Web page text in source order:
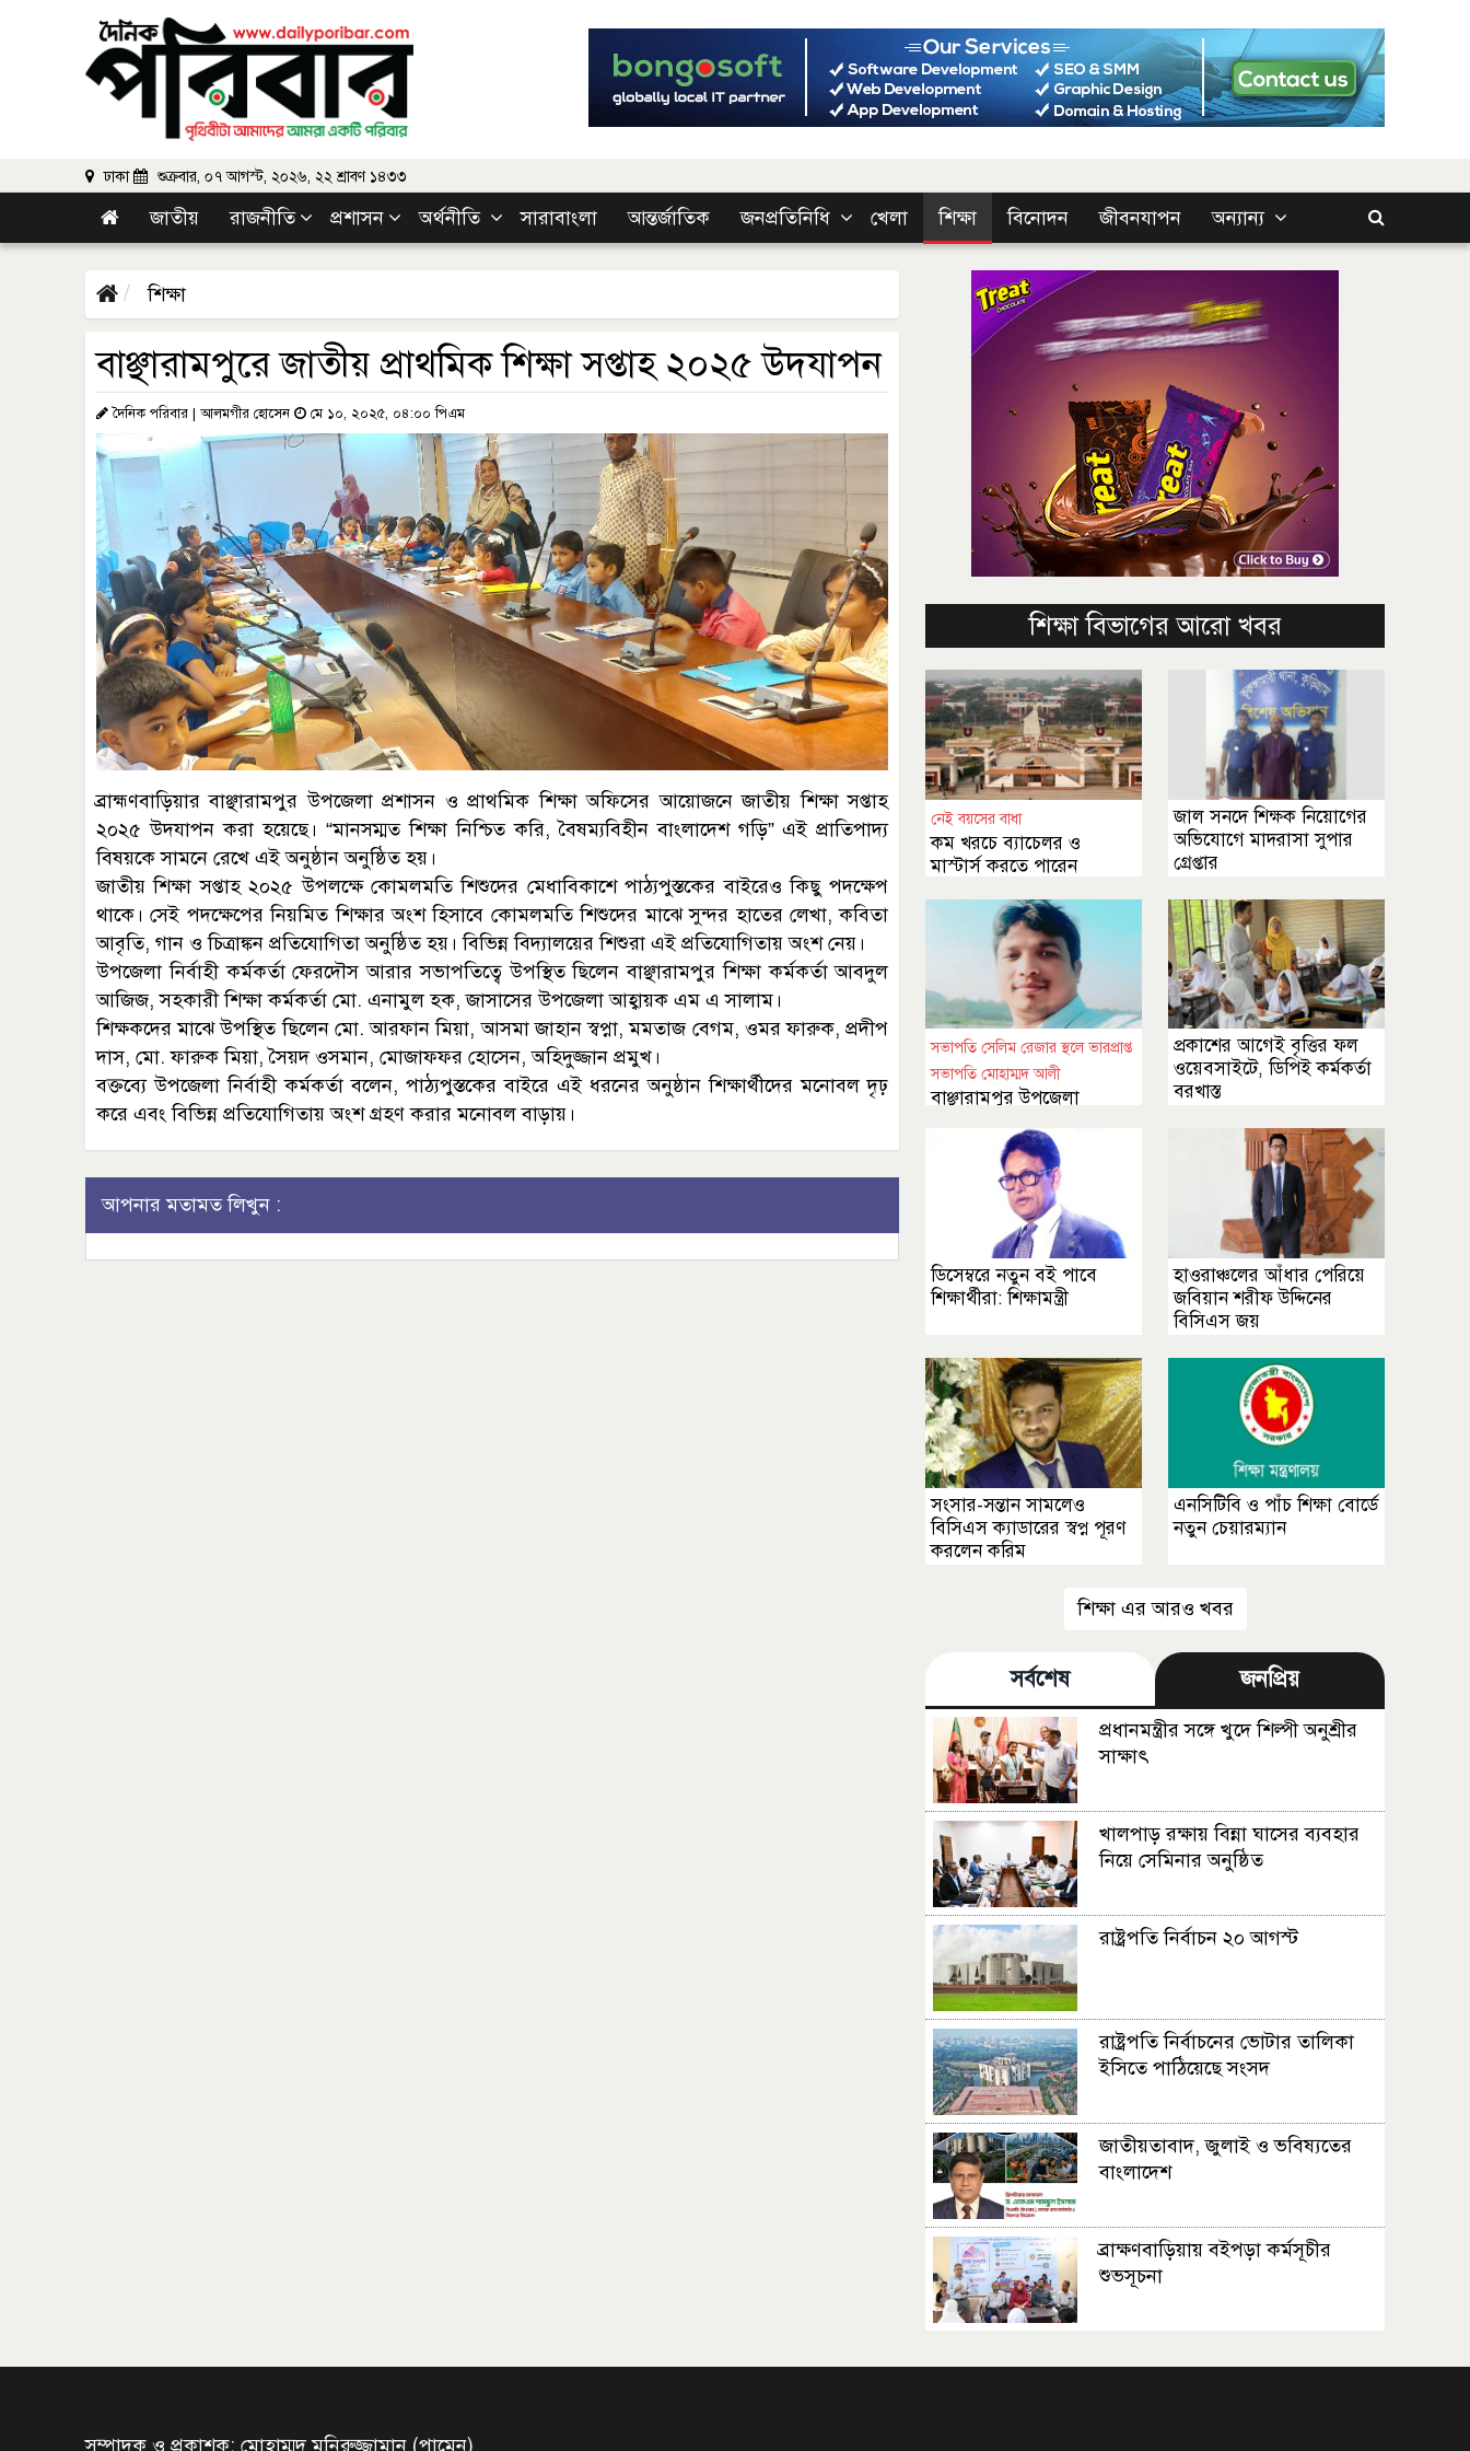
ঢাকা শুক্রবার, ০৭ আগস্ট, ২০২৬, ২২ শ্রাবণ ১৪৩৩
জাতীয় রাজনীতি প্রশাসন অর্থনীতি সারাবাংলা আন্তর্জাতিক জনপ্রতিনিধি খেলা শিক্ষা বিনোদন জীবনযাপন অন্যান্য
শিক্ষা
বাঞ্ছারামপুরে জাতীয় প্রাথমিক শিক্ষা সপ্তাহ ২০২৫ উদযাপন
দৈনিক পরিবার | আলমগীর হোসেন মে ১০, ২০২৫, ০৪:০০ পিএম
ব্রাহ্মণবাড়িয়ার বাঞ্ছারামপুর উপজেলা প্রশাসন ও প্রাথমিক শিক্ষা অফিসের আয়োজনে জাতীয় শিক্ষা সপ্তাহ
২০২৫ উদযাপন করা হয়েছে। “মানসম্মত শিক্ষা নিশ্চিত করি, বৈষম্যবিহীন বাংলাদেশ গড়ি” এই প্রাতিপাদ্য
বিষয়কে সামনে রেখে এই অনুষ্ঠান অনুষ্ঠিত হয়।
জাতীয় শিক্ষা সপ্তাহ ২০২৫ উপলক্ষে কোমলমতি শিশুদের মেধাবিকাশে পাঠ্যপুস্তকের বাইরেও কিছু পদক্ষেপ
থাকে। সেই পদক্ষেপের নিয়মিত শিক্ষার অংশ হিসাবে কোমলমতি শিশুদের মাঝে সুন্দর হাতের লেখা, কবিতা
আবৃতি, গান ও চিত্রাঙ্কন প্রতিযোগিতা অনুষ্ঠিত হয়। বিভিন্ন বিদ্যালয়ের শিশুরা এই প্রতিযোগিতায় অংশ নেয়।
উপজেলা নির্বাহী কর্মকর্তা ফেরদৌস আরার সভাপতিত্বে উপস্থিত ছিলেন বাঞ্ছারামপুর শিক্ষা কর্মকর্তা আবদুল
আজিজ, সহকারী শিক্ষা কর্মকর্তা মো. এনামুল হক, জাসাসের উপজেলা আহ্বায়ক এম এ সালাম।
শিক্ষকদের মাঝে উপস্থিত ছিলেন মো. আরফান মিয়া, আসমা জাহান স্বপ্না, মমতাজ বেগম, ওমর ফারুক, প্রদীপ
দাস, মো. ফারুক মিয়া, সৈয়দ ওসমান, মোজাফফর হোসেন, অহিদুজ্জান প্রমুখ।
বক্তব্যে উপজেলা নির্বাহী কর্মকর্তা বলেন, পাঠ্যপুস্তকের বাইরে এই ধরনের অনুষ্ঠান শিক্ষার্থীদের মনোবল দৃঢ়
করে এবং বিভিন্ন প্রতিযোগিতায় অংশ গ্রহণ করার মনোবল বাড়ায়।
আপনার মতামত লিখুন :
শিক্ষা বিভাগের আরো খবর
নেই বয়সের বাধা
কম খরচে ব্যাচেলর ও
মাস্টার্স করতে পারেন
জাল সনদে শিক্ষক নিয়োগের
অভিযোগে মাদরাসা সুপার
গ্রেপ্তার
সভাপতি সেলিম রেজার স্থলে ভারপ্রাপ্ত
সভাপতি মোহাম্মদ আলী
বাঞ্ছারামপুর উপজেলা
সভাপতিকে অনাস্থা
প্রকাশের আগেই বৃত্তির ফল
ওয়েবসাইটে, ডিপিই কর্মকর্তা
বরখাস্ত
ডিসেম্বরে নতুন বই পাবে
শিক্ষার্থীরা: শিক্ষামন্ত্রী
হাওরাঞ্চলের আঁধার পেরিয়ে
জবিয়ান শরীফ উদ্দিনের
বিসিএস জয়
সংসার-সন্তান সামলেও
বিসিএস ক্যাডারের স্বপ্ন পূরণ
করলেন করিম
এনসিটিবি ও পাঁচ শিক্ষা বোর্ডে
নতুন চেয়ারম্যান
শিক্ষা এর আরও খবর
সর্বশেষ জনপ্রিয়
প্রধানমন্ত্রীর সঙ্গে খুদে শিল্পী অনুশ্রীর
সাক্ষাৎ
খালপাড় রক্ষায় বিন্না ঘাসের ব্যবহার
নিয়ে সেমিনার অনুষ্ঠিত
রাষ্ট্রপতি নির্বাচন ২০ আগস্ট
রাষ্ট্রপতি নির্বাচনের ভোটার তালিকা
ইসিতে পাঠিয়েছে সংসদ
জাতীয়তাবাদ, জুলাই ও ভবিষ্যতের
বাংলাদেশ
ব্রাক্ষণবাড়িয়ায় বইপড়া কর্মসূচীর
শুভসূচনা
সম্পাদক ও প্রকাশক: মোহাম্মদ মনিরুজ্জামান (পামেন)